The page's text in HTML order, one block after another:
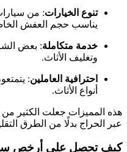
تنوع الخيارات: من
يناسب حجم العفش
خدمة متكاملة: بعض
وتغليف الأثاث.
احترافية العاملين:
أنواع الأثاث.
هذه المميزات جعلت الكثير من
عبر الحراج بدلًا من الطرق
كيف تحصل على أرخص